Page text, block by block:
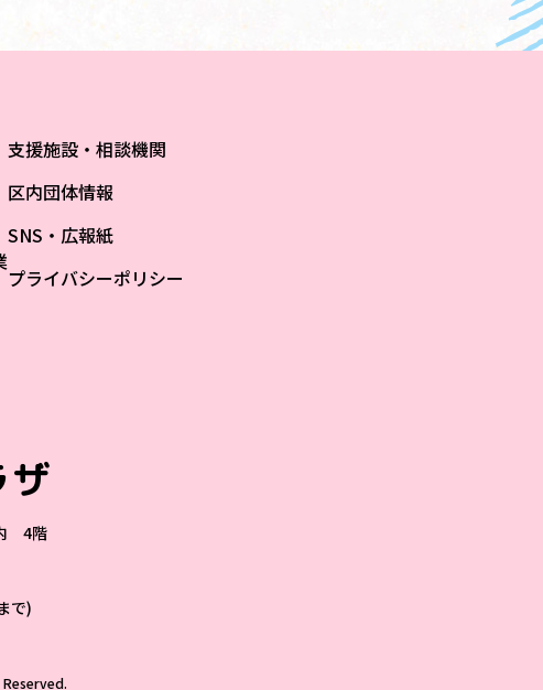
支援施設・相談機関
区内団体情報
SNS・広報紙
プライバシーポリシー
4階
で)